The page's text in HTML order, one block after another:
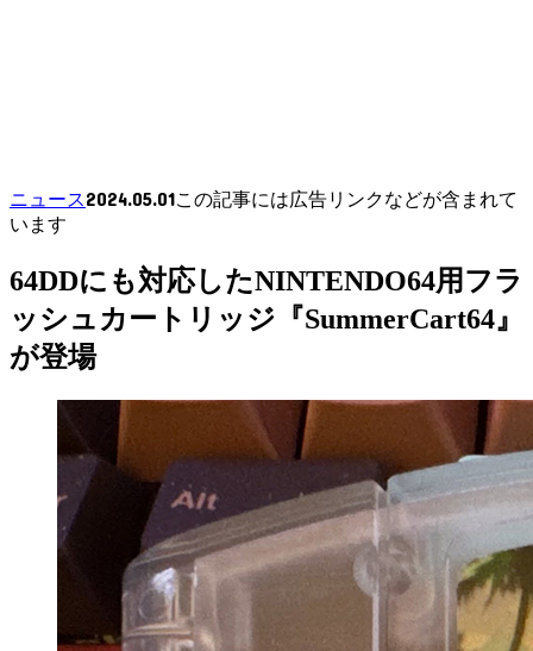
ニュース2024.05.01この記事には広告リンクなどが含まれて
います
64DDにも対応したNINTENDO64用フラ
ッシュカートリッジ『SummerCart64』
が登場